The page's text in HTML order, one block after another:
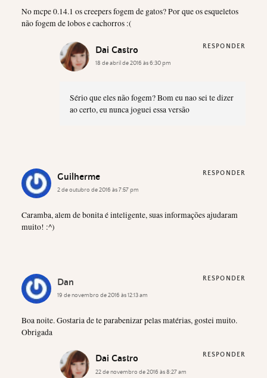
No mcpe 0.14.1 os creepers fogem de gatos? Por que os esqueletos
não fogem de lobos e cachorros :(
Dai Castro
18 de abril de 2016 às 6:30 pm
Sério que eles não fogem? Bom eu nao sei te dizer
ao certo, eu nunca joguei essa versão
RESPONDER
Guilherme
2 de outubro de 2016 às 7:57 pm
Caramba, alem de bonita é inteligente, suas informações ajudaram
muito! :^)
RESPONDER
Dan
19 de novembro de 2016 às 12:13 am
Boa noite. Gostaria de te parabenizar pelas matérias, gostei muito.
Obrigada
RESPONDER
Dai Castro
22 de novembro de 2016 às 8:27 am
RESPONDER